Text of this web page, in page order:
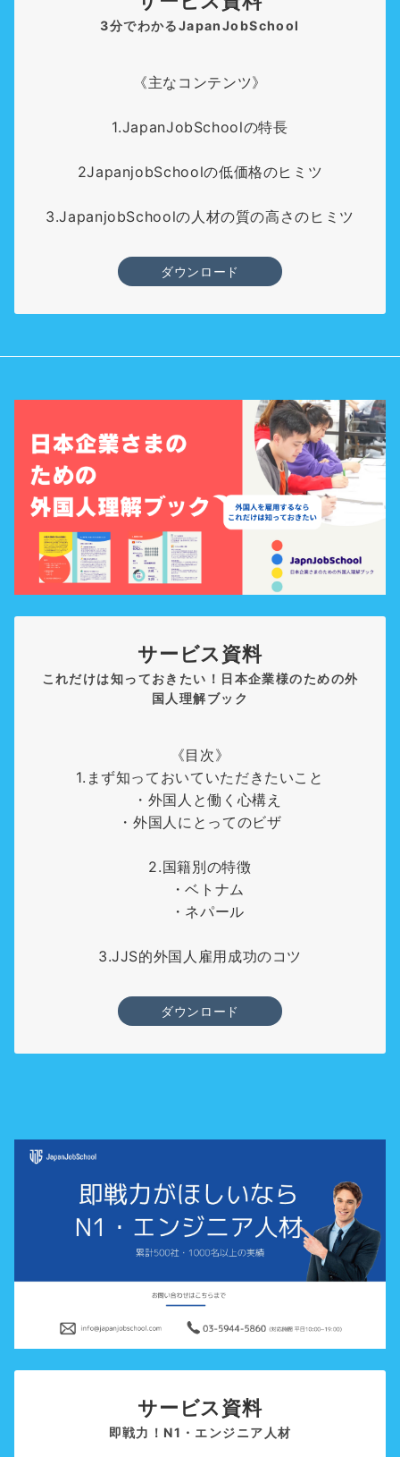
3分でわかるJapanJobSchool
《主なコンテンツ》
1.JapanJobSchoolの特長
2JapanjobSchoolの低価格のヒミツ
3.JapanjobSchoolの人材の質の高さのヒミツ
ダウンロード
サービス資料
これだけは知っておきたい！日本企業様のための外
国人理解ブック
《目次》
1.まず知っておいていただきたいこと
・外国人と働く心構え
・外国人にとってのビザ
2.国籍別の特徴
・ベトナム
・ネパール
3.JJS的外国人雇用成功のコツ
ダウンロード
サービス資料
即戦力！N1・エンジニア人材